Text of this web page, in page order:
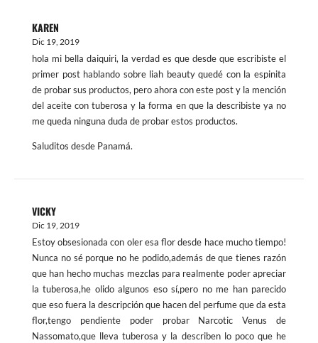
KAREN
Dic 19, 2019
hola mi bella daiquiri, la verdad es que desde que escribiste el
primer post hablando sobre liah beauty quedé con la espinita
de probar sus productos, pero ahora con este post y la mención
del aceite con tuberosa y la forma en que la describiste ya no
me queda ninguna duda de probar estos productos.
Saluditos desde Panamá.
VICKY
Dic 19, 2019
Estoy obsesionada con oler esa flor desde hace mucho tiempo!
Nunca no sé porque no he podido,además de que tienes razón
que han hecho muchas mezclas para realmente poder apreciar
la tuberosa,he olido algunos eso sí,pero no me han parecido
que eso fuera la descripción que hacen del perfume que da esta
flor,tengo pendiente poder probar Narcotic Venus de
Nassomato,que lleva tuberosa y la describen lo poco que he